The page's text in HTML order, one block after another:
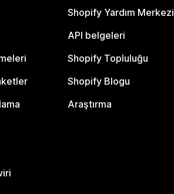
Shopify Yardım Merkezi
API belgeleri
Shopify Topluluğu
Shopify Blogu
Araştırma